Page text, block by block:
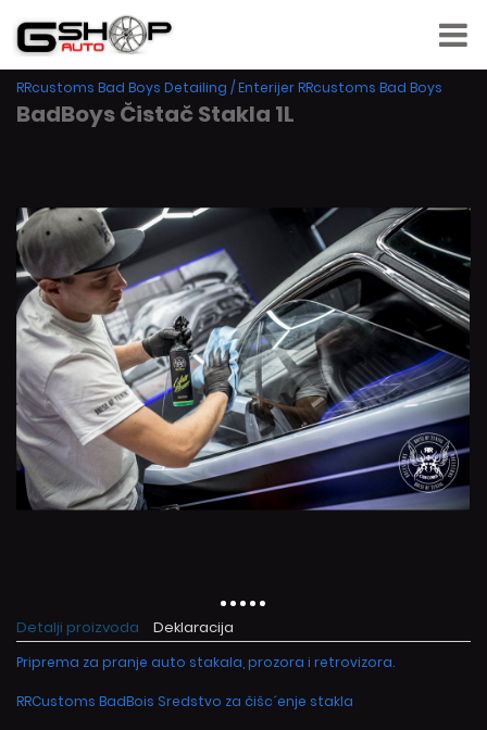
RRcustoms Bad Boys Detailing /Enterijer RRcustoms Bad Boys
BadBoys Čistač Stakla 1L
Detalji proizvoda Deklaracija
Priprema za pranje auto stakala, prozora i retrovizora.
RRCustoms BadBois Sredstvo za čišc´enje stakla